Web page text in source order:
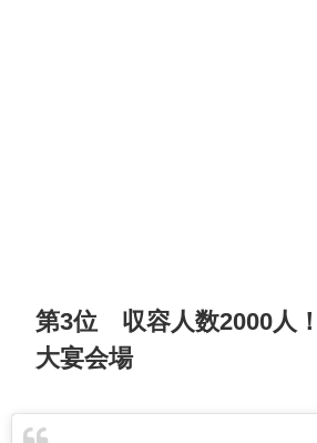
第3位 収容人数2000人
大宴会場